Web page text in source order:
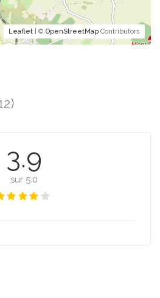
Leaflet | © OpenStreetMap Contributors
3.9
sur 5.0